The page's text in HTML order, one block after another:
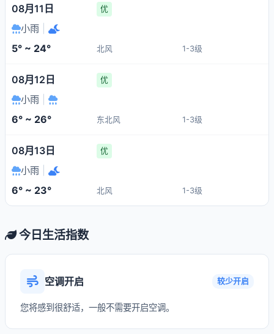
08月11日 优
小雨
5° ~ 24° 北风 1-3级
08月12日 优
小雨
6° ~ 26° 东北风 1-3级
08月13日 优
小雨
6° ~ 23° 北风 1-3级
今日生活指数
空调开启 较少开启
您将感到很舒适，一般不需要开启空调。